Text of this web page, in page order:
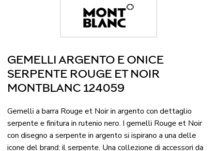
GEMELLI ARGENTO E ONICE
SERPENTE ROUGE ET NOIR
MONTBLANC 124059
Gemelli a barra Rouge et Noir in argento con dettaglio
serpente e finitura in rutenio nero. I gemelli Rouge et Noir
con disegno a serpente in argento si ispirano a una delle
icone del brand: il serpente. Una collezione di accessori da